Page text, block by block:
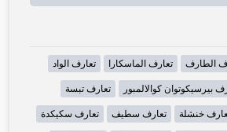
الطارف تعارف الماسكارا تعارف الواد
بيرسيكوتوان كوالالمبور تعارف تبسة
خنشلة تعارف سطيف تعارف سكيكدة